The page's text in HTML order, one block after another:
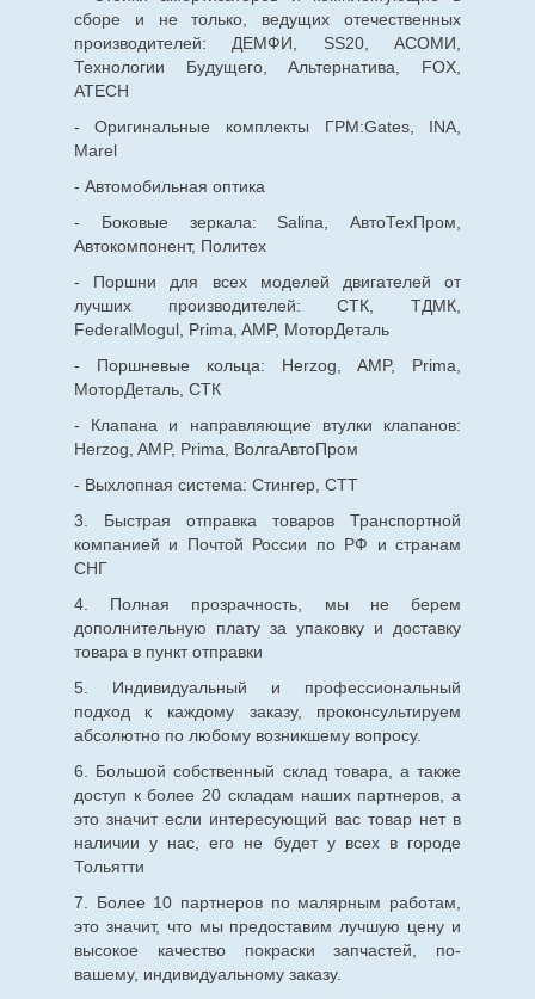
сборе и не только, ведущих отечественных
производителей: ДЕМФИ, SS20, АСОМИ,
Технологии Будущего, Альтернатива, FOX,
ATECH
- Оригинальные комплекты ГРМ:Gates, INA,
Marel
- Автомобильная оптика
- Боковые зеркала: Salina, АвтоТехПром,
Автокомпонент, Политех
- Поршни для всех моделей двигателей от
лучших производителей: СТК, ТДМК,
FederalMogul, Prima, AMP, МоторДеталь
- Поршневые кольца: Herzog, AMP, Prima,
МоторДеталь, СТК
- Клапана и направляющие втулки клапанов:
Herzog, AMP, Prima, ВолгаАвтоПром
- Выхлопная система: Стингер, СТТ
3. Быстрая отправка товаров Транспортной
компанией и Почтой России по РФ и странам
СНГ
4. Полная прозрачность, мы не берем
дополнительную плату за упаковку и доставку
товара в пункт отправки
5. Индивидуальный и профессиональный
подход к каждому заказу, проконсультируем
абсолютно по любому возникшему вопросу.
6. Большой собственный склад товара, а также
доступ к более 20 складам наших партнеров, а
это значит если интересующий вас товар нет в
наличии у нас, его не будет у всех в городе
Тольятти
7. Более 10 партнеров по малярным работам,
это значит, что мы предоставим лучшую цену и
высокое качество покраски запчастей, по-
вашему, индивидуальному заказу.